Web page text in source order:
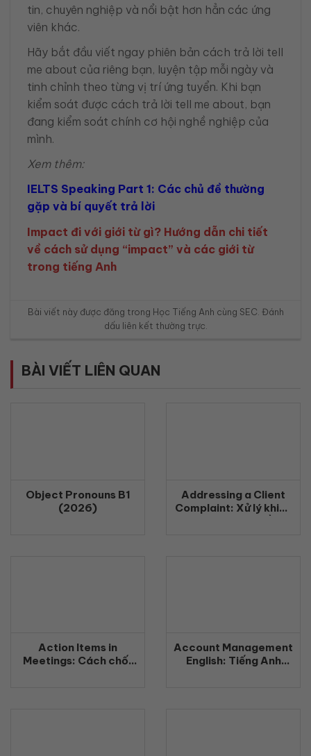
tin, chuyên nghiệp và nổi bật hơn hẳn các ứng
viên khác.
Hãy bắt đầu viết ngay phiên bản cách trả lời tell
me about của riêng bạn, luyện tập mỗi ngày và
tinh chỉnh theo từng vị trí ứng tuyển. Khi bạn
kiểm soát được cách trả lời tell me about, bạn
đang kiểm soát chính cơ hội nghề nghiệp của
mình.
Xem thêm:
IELTS Speaking Part 1: Các chủ đề thường
gặp và bí quyết trả lời
Impact đi với giới từ gì? Hướng dẫn chi tiết
về cách sử dụng “impact” và các giới từ
trong tiếng Anh
Bài viết này được đăng trong Học Tiếng Anh cùng SEC . Đánh
dấu liên kết thường trực
BÀI VIẾT LIÊN QUAN
Object Pronouns B1
(2026)
Addressing a Client
Complaint: Xử lý khiếu
Action Items in
Meetings: Cách chốt
Account Management
English: Tiếng Anh